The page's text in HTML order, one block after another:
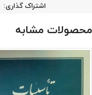
اشتراک گذاری:
محصولات مشابه